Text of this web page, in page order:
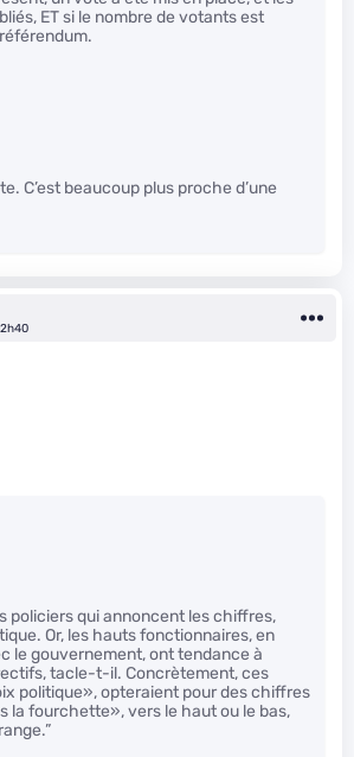
ET si le nombre de votants est
C’est beaucoup plus proche d’une
policiers qui annoncent les chiffres,
Or, les hauts fonctionnaires, en
le gouvernement, ont tendance à
tacle-t-il. Concrètement, ces
politique», opteraient pour des chiffres
la fourchette», vers le haut ou le bas,